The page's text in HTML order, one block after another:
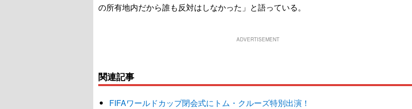
の所有地内だから誰も反対はしなかった」と語っている。
ADVERTISEMENT
関連記事
FIFAワールドカップ閉会式にトム・クルーズ特別出演！